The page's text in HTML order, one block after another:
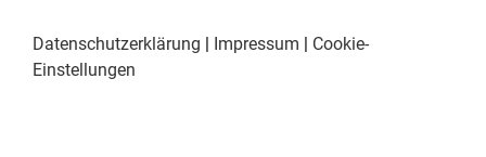
Datenschutzerklärung | Impressum | Cookie-
Einstellungen